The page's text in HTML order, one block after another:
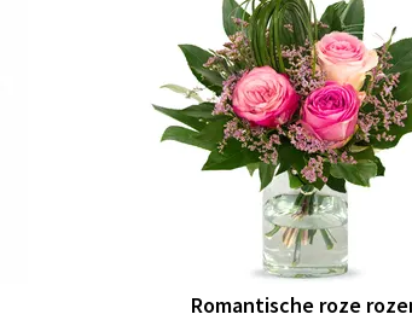
Romantische roze